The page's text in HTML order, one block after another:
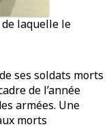
de laquelle le
ses soldats morts
de l’année
armées. Une
morts